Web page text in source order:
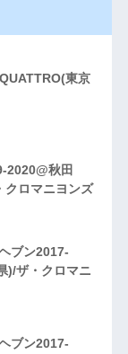
東京
2020@秋田
ロマニヨンズ
ブン2017-
)/ザ・クロマニ
ブン2017-